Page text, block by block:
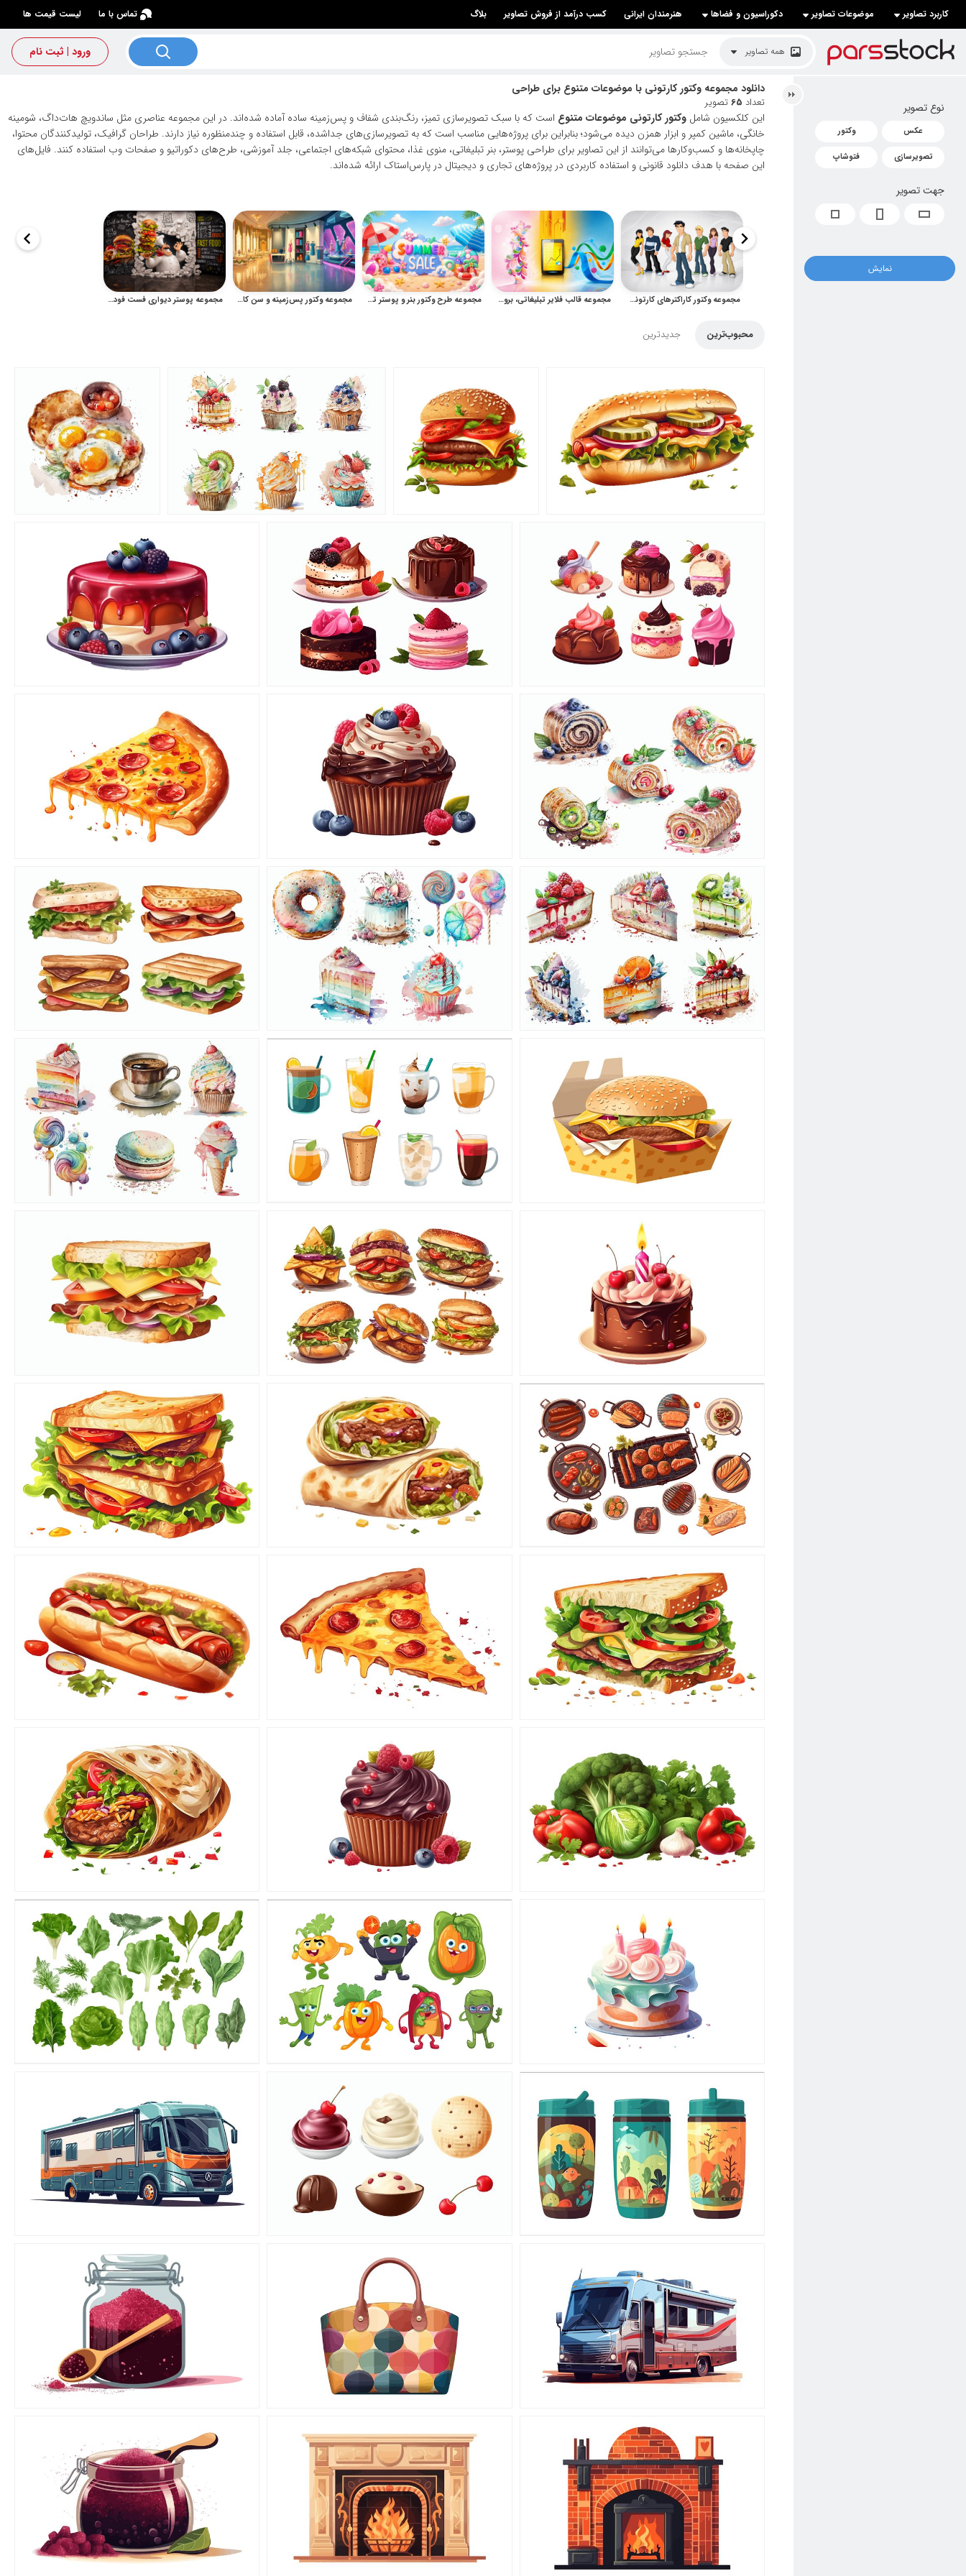
کاربرد تصاویر موضوعات تصاویر دکوراسیون و فضاها هنرمندان ایرانی کسب درآمد از فروش تصاویر بلاگ تماس با ما لیست قیمت ها
همه تصاویر ورود | ثبت نام
دانلود مجموعه وکتور کارتونی با موضوعات متنوع برای طراحی
تعداد 65تصویر
این کلکسیون شامل وکتور کارتونی موضوعات متنوع است که با سبک تصویرسازی تمیز، رنگ‌بندی شفاف و پس‌زمینه ساده آماده شده‌اند. در این مجموعه عناصری مثل ساندویچ هات‌داگ، شومینه
خانگی، ماشین کمپر و ابزار همزن دیده می‌شود؛ بنابراین برای پروژه‌هایی مناسب است که به تصویرسازی‌های جداشده، قابل استفاده و چندمنظوره نیاز دارند. طراحان گرافیک، تولیدکنندگان محتوا،
چاپخانه‌ها و کسب‌وکارها می‌توانند از این تصاویر برای طراحی پوستر، بنر تبلیغاتی، منوی غذا، محتوای شبکه‌های اجتماعی، جلد آموزشی، طرح‌های دکوراتیو و صفحات وب استفاده کنند. فایل‌های
این صفحه با هدف دانلود قانونی و استفاده کاربردی در پروژه‌های تجاری و دیجیتال در پارس‌استاک ارائه شده‌اند.
مجموعه وکتور کاراکترهای کارتونی نوجوان و کودک مجموعه قالب فلایر تبلیغاتی، بروشور شرکتی و پوستر آماده مجموعه طرح وکتور بنر و پوستر تخفیف تابستانه برای فروش ویژه مجموعه وکتور پس‌زمینه و سن کارتونی لایه باز برای طراحی مجموعه پوستر دیواری فست فود با طرح همبرگر و سرآشپز
محبوب‌ترین جدیدترین
نوع تصویر
عکس وکتور
تصویرسازی فتوشاپ
جهت تصویر
نمایش
× لیست قیمت ها
موضوعات تصاویر
دکوراسیون و فضاها
هنرمندان ایرانی
کسب درآمد از فروش تصاویر
021 28428845
تماس با ما
بلاگ پارس استاک